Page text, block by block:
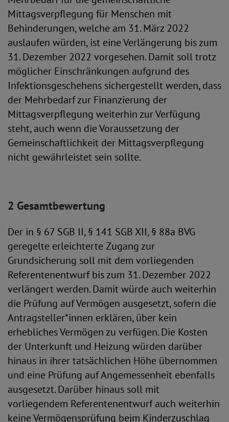
Mittagsverpflegung für Menschen mit
Behinderungen, welche am 31. März 2022
auslaufen würden, ist eine Verlängerung bis zum
31. Dezember 2022 vorgesehen. Damit soll trotz
möglicher Einschränkungen aufgrund des
Infektionsgeschehens sichergestellt werden, dass
der Mehrbedarf zur Finanzierung der
Mittagsverpflegung weiterhin zur Verfügung
steht, auch wenn die Voraussetzung der
Gemeinschaftlichkeit der Mittagsverpflegung
nicht gewährleistet sein sollte.
2 Gesamtbewertung
Der in § 67 SGB II, § 141 SGB XII, § 88a BVG
geregelte erleichterte Zugang zur
Grundsicherung soll mit dem vorliegenden
Referentenentwurf bis zum 31. Dezember 2022
verlängert werden. Damit würde auch weiterhin
die Prüfung auf Vermögen ausgesetzt, sofern die
Antragsteller*innen erklären, über kein
erhebliches Vermögen zu verfügen. Die Kosten
der Unterkunft und Heizung würden darüber
hinaus in ihrer tatsächlichen Höhe übernommen
und eine Prüfung auf Angemessenheit ebenfalls
ausgesetzt. Darüber hinaus soll mit
vorliegendem Referentenentwurf auch weiterhin
keine Vermögensprüfung beim Kinderzuschlag